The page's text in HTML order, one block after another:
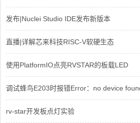
发布|Nuclei Studio IDE发布新版本
直播|详解芯来科技RISC-V软硬生态
使用PlatformIO点亮RVSTAR的板载LED
调试蜂鸟E203时报错Error：no device
rv-star开发板点灯实验